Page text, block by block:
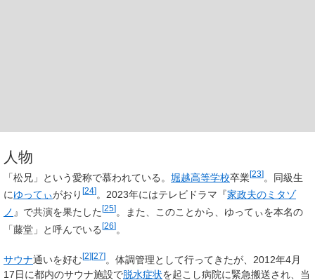
人物
「松兄 」という愛称で慕われている。 堀越高等学校卒業[23]。同級生
にゆってぃがおり [24] 。2023年にはテレビドラマ『家政夫のミタゾ
ノ 』で共演を果たした [25] 。また、このことから、ゆってぃを本名の
「藤堂」と呼んでいる[26]。
サウナ通いを好む[2][27] 。体調管理として行ってきたが、2012年4月
17日に都内のサウナ施設で脱水症状を起こし病院に緊急搬送され、当